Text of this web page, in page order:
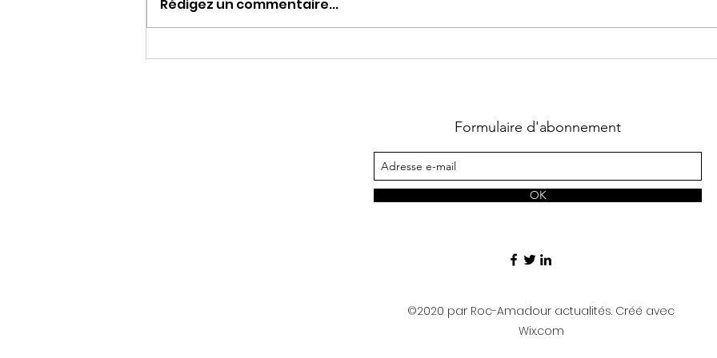
9 avril à 19 heures 30 au
Rocamadour Questions
Rocamadour Questions
«
Rédigez un commentaire...
Formulaire d'abonnement
OK
©2020 par Roc-Amadour actualités. Créé avec
Wix.com